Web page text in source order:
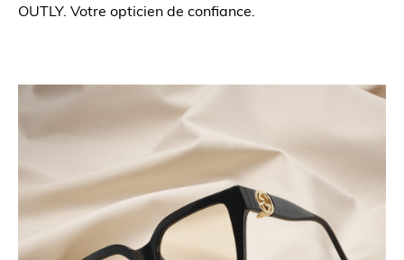
OUTLY. Votre opticien de confiance.